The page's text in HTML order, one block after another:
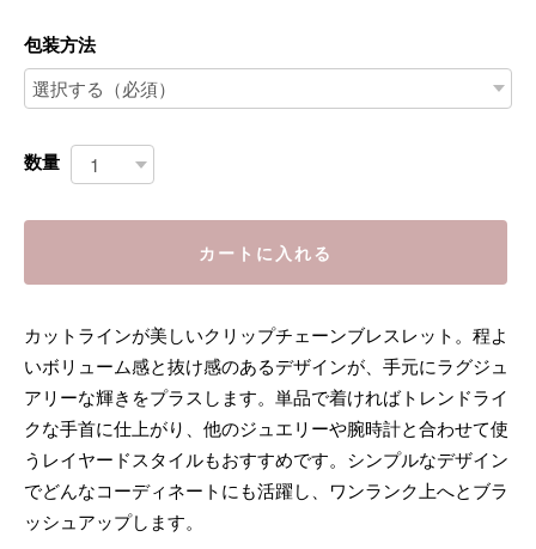
包装方法
数量
カートに入れる
カットラインが美しいクリップチェーンブレスレット。程よ
いボリューム感と抜け感のあるデザインが、手元にラグジュ
アリーな輝きをプラスします。単品で着ければトレンドライ
クな手首に仕上がり、他のジュエリーや腕時計と合わせて使
うレイヤードスタイルもおすすめです。シンプルなデザイン
でどんなコーディネートにも活躍し、ワンランク上へとブラ
ッシュアップします。